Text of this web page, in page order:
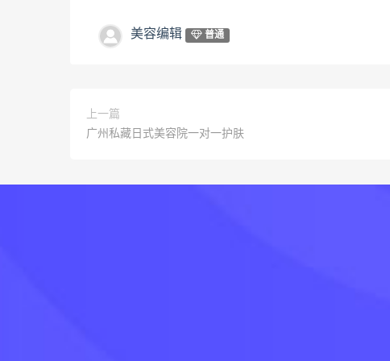
美容编辑 普通
上一篇
广州私藏日式美容院一对一护肤